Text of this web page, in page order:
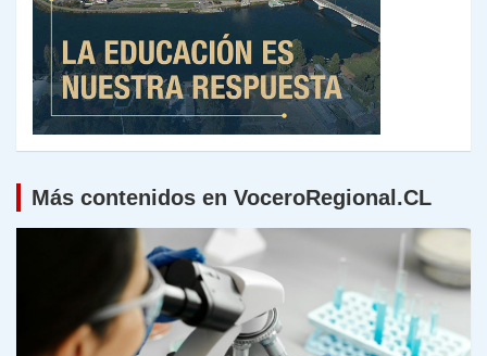
Más contenidos en VoceroRegional.CL